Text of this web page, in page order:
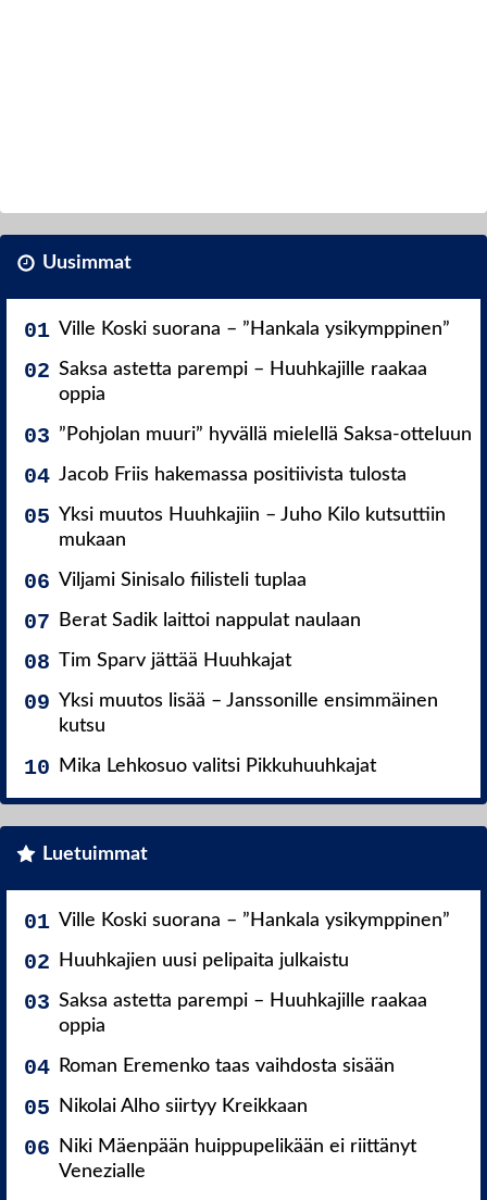
Uusimmat
Ville Koski suorana – ”Hankala ysikymppinen”
Saksa astetta parempi – Huuhkajille raakaa
oppia
”Pohjolan muuri” hyvällä mielellä Saksa-otteluun
Jacob Friis hakemassa positiivista tulosta
Yksi muutos Huuhkajiin – Juho Kilo kutsuttiin
mukaan
Viljami Sinisalo fiilisteli tuplaa
Berat Sadik laittoi nappulat naulaan
Tim Sparv jättää Huuhkajat
Yksi muutos lisää – Janssonille ensimmäinen
kutsu
Mika Lehkosuo valitsi Pikkuhuuhkajat
Luetuimmat
Ville Koski suorana – ”Hankala ysikymppinen”
Huuhkajien uusi pelipaita julkaistu
Saksa astetta parempi – Huuhkajille raakaa
oppia
Roman Eremenko taas vaihdosta sisään
Nikolai Alho siirtyy Kreikkaan
Niki Mäenpään huippupelikään ei riittänyt
Venezialle